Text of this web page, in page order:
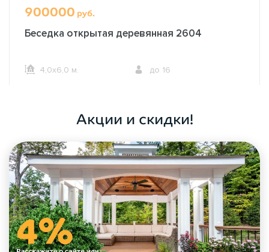
900000 руб.
Беседка открытая деревянная 2604
4,0х6,0 м. до 16
Акции и скидки!